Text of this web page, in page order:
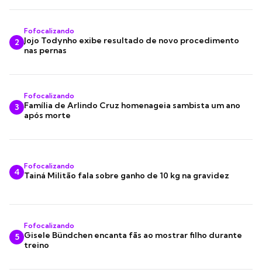
2
Fofocalizando
Jojo Todynho exibe resultado de novo procedimento
nas pernas
3
Fofocalizando
Família de Arlindo Cruz homenageia sambista um ano
após morte
4
Fofocalizando
Tainá Militão fala sobre ganho de 10 kg na gravidez
5
Fofocalizando
Gisele Bündchen encanta fãs ao mostrar filho durante
treino